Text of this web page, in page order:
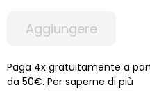
Aggiungere
Paga 4x gratuitamente a
da 50€. Per saperne di più